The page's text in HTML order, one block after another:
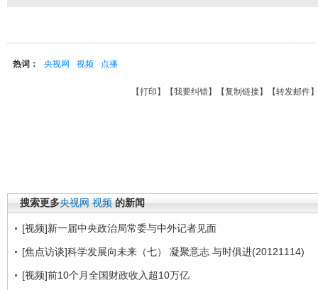
热词： 央视网 视频 点播
【打印 】【我要纠错】【复制链接】【转发邮件
搜索更多央视网 视频 的新闻
[视频]新一届中央政治局常委与中外记者见面
[焦点访谈]科学发展向未来（七） 凝聚意志 与时俱进(20121114)
[视频]前10个月全国财政收入超10万亿